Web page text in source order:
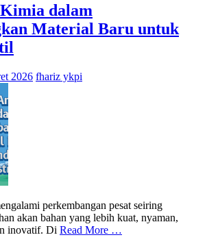
dalam
Material Baru untuk
2026 fhariz ykpi
perkembangan pesat seiring
akan bahan yang lebih kuat, nyaman,
inovatif. Di Read More …